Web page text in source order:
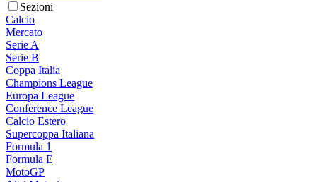
Sezioni
Calcio
Mercato
Serie A
Serie B
Coppa Italia
Champions League
Europa League
Conference League
Calcio Estero
Supercoppa Italiana
Formula 1
Formula E
MotoGP